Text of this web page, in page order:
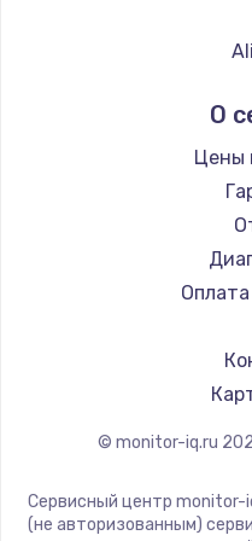
Замена
О
Цены
© monitor-iq.ru
Сервисный центр monitor-
(не авторизованным)